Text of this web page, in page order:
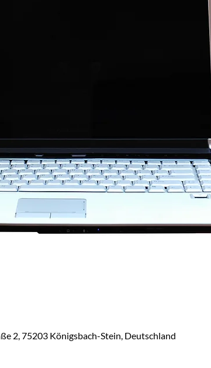
2, 75203 Königsbach-Stein, Deutschland